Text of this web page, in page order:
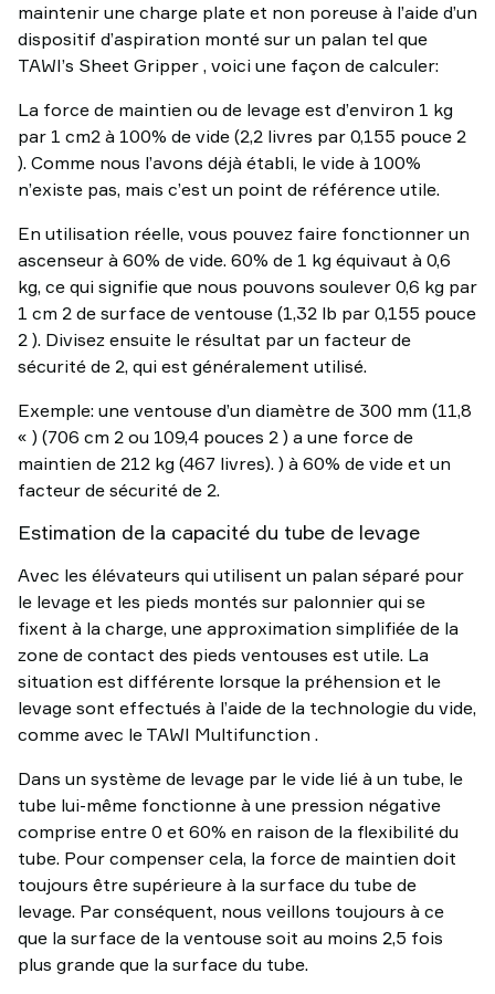
maintenir une charge plate et non poreuse à l’aide d’un
dispositif d’aspiration monté sur un palan tel que
TAWI’s Sheet Gripper , voici une façon de calculer:
La force de maintien ou de levage est d’environ 1 kg
par 1 cm2 à 100% de vide (2,2 livres par 0,155 pouce 2
). Comme nous l’avons déjà établi, le vide à 100%
n’existe pas, mais c’est un point de référence utile.
En utilisation réelle, vous pouvez faire fonctionner un
ascenseur à 60% de vide. 60% de 1 kg équivaut à 0,6
kg, ce qui signifie que nous pouvons soulever 0,6 kg par
1 cm 2 de surface de ventouse (1,32 lb par 0,155 pouce
2 ). Divisez ensuite le résultat par un facteur de
sécurité de 2, qui est généralement utilisé.
Exemple: une ventouse d’un diamètre de 300 mm (11,8
« ) (706 cm 2 ou 109,4 pouces 2 ) a une force de
maintien de 212 kg (467 livres). ) à 60% de vide et un
facteur de sécurité de 2.
Estimation de la capacité du tube de levage
Avec les élévateurs qui utilisent un palan séparé pour
le levage et les pieds montés sur palonnier qui se
fixent à la charge, une approximation simplifiée de la
zone de contact des pieds ventouses est utile. La
situation est différente lorsque la préhension et le
levage sont effectués à l’aide de la technologie du vide,
comme avec le TAWI Multifunction .
Dans un système de levage par le vide lié à un tube, le
tube lui-même fonctionne à une pression négative
comprise entre 0 et 60% en raison de la flexibilité du
tube. Pour compenser cela, la force de maintien doit
toujours être supérieure à la surface du tube de
levage. Par conséquent, nous veillons toujours à ce
que la surface de la ventouse soit au moins 2,5 fois
plus grande que la surface du tube.